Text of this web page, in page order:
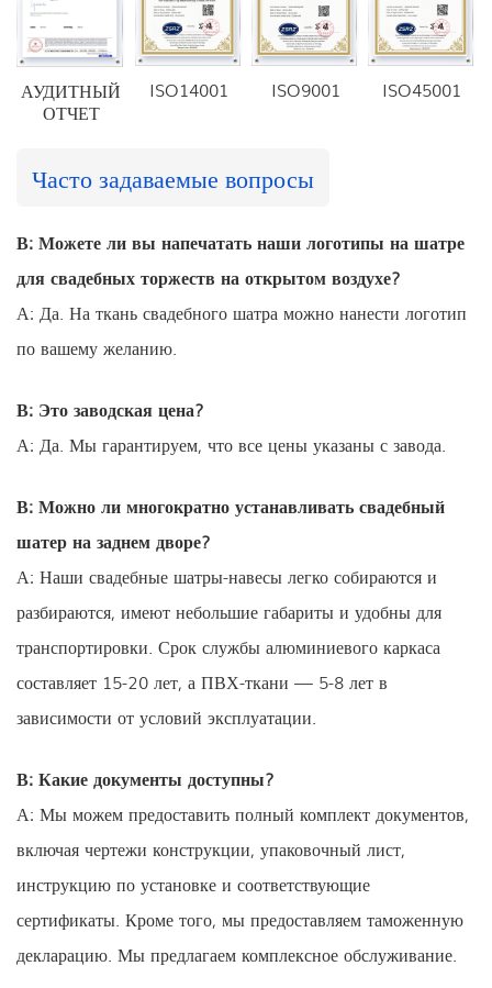
АУДИТНЫЙ
ОТЧЕТ
ISO14001 ISO9001 ISO45001
Часто задаваемые вопросы
В: Можете ли вы напечатать наши логотипы на шатре
для свадебных торжеств на открытом воздухе?
А: Да. На ткань свадебного шатра можно нанести логотип
по вашему желанию.
В: Это заводская цена?
А: Да. Мы гарантируем, что все цены указаны с завода.
В: Можно ли многократно устанавливать свадебный
шатер на заднем дворе?
А: Наши свадебные шатры-навесы легко собираются и
разбираются, имеют небольшие габариты и удобны для
транспортировки. Срок службы алюминиевого каркаса
составляет 15-20 лет, а ПВХ-ткани — 5-8 лет в
зависимости от условий эксплуатации.
В: Какие документы доступны?
А: Мы можем предоставить полный комплект документов,
включая чертежи конструкции, упаковочный лист,
инструкцию по установке и соответствующие
сертификаты. Кроме того, мы предоставляем таможенную
декларацию. Мы предлагаем комплексное обслуживание.